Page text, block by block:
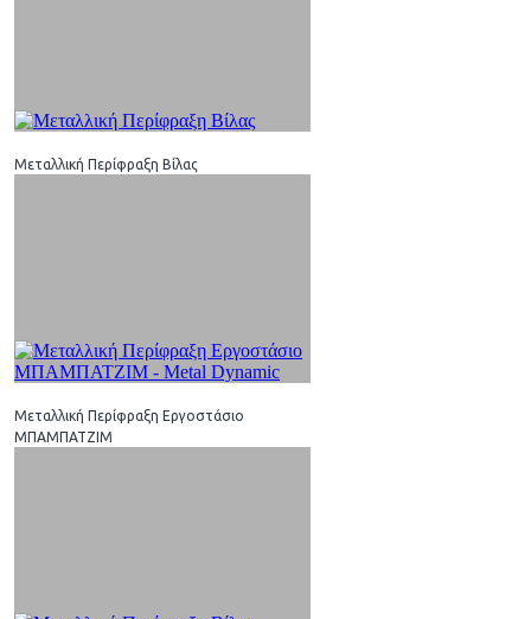
Μεταλλική Περίφραξη Βίλας
Μεταλλική Περίφραξη Εργοστάσιο
ΜΠΑΜΠΑΤΖΙΜ